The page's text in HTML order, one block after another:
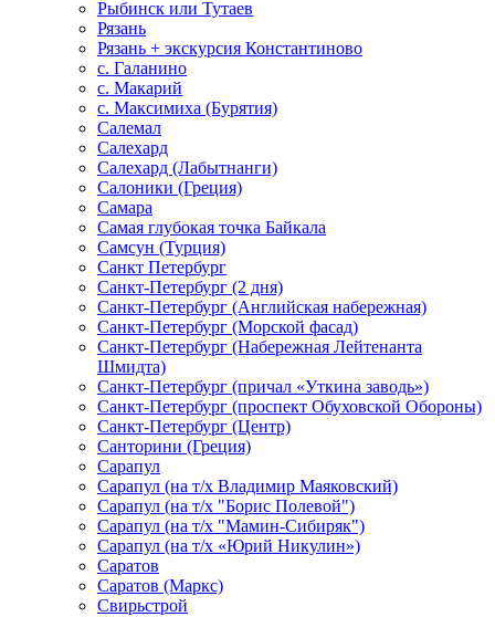
Рыбинск или Тутаев
Рязань
Рязань + экскурсия Константиново
с. Галанино
с. Макарий
с. Максимиха (Бурятия)
Салемал
Салехард
Салехард (Лабытнанги)
Салоники (Греция)
Самара
Самая глубокая точка Байкала
Самсун (Турция)
Санкт Петербург
Санкт-Петербург (2 дня)
Санкт-Петербург (Английская набережная)
Санкт-Петербург (Морской фасад)
Санкт-Петербург (Набережная Лейтенанта
Шмидта)
Санкт-Петербург (причал «Уткина заводь»)
Санкт-Петербург (проспект Обуховской Обороны)
Санкт-Петербург (Центр)
Санторини (Греция)
Сарапул
Сарапул (на т/х Владимир Маяковский)
Сарапул (на т/х "Борис Полевой")
Сарапул (на т/х "Мамин-Сибиряк")
Сарапул (на т/х «Юрий Никулин»)
Саратов
Саратов (Маркс)
Свирьстрой